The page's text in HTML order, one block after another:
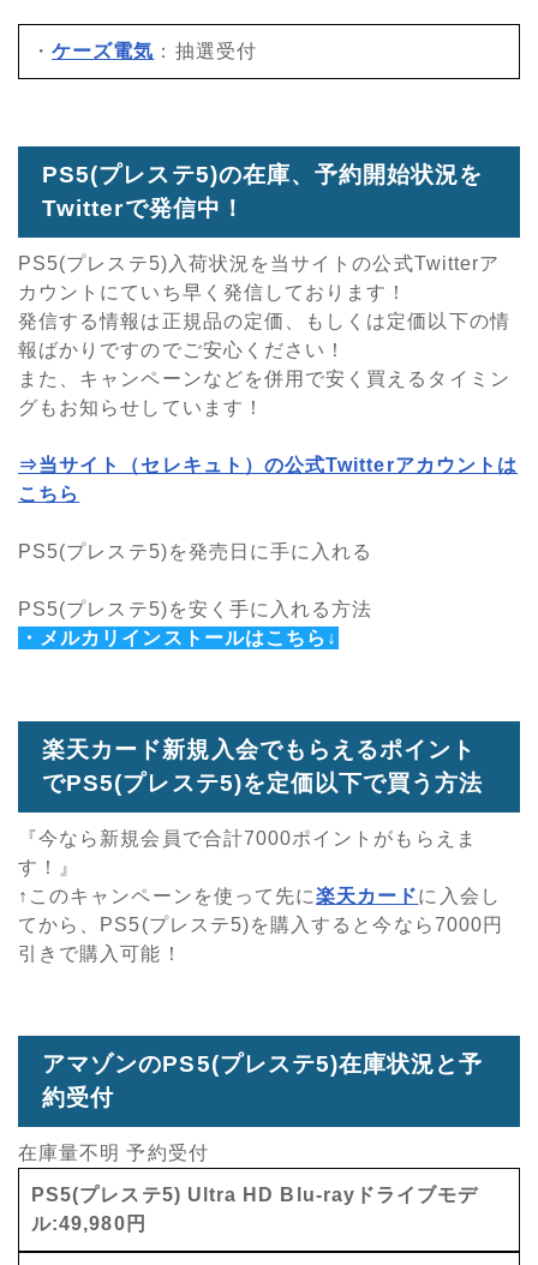
・ケーズ電気 ：抽選受付
PS5(プレステ5)の在庫、予約開始状況を
Twitterで発信中！
PS5(プレステ5)入荷状況を当サイトの公式Twitterア
カウントにていち早く発信しております！
発信する情報は正規品の定価、もしくは定価以下の情
報ばかりですのでご安心ください！
また、キャンペーンなどを併用で安く買えるタイミン
グもお知らせしています！
⇒当サイト（セレキュト）の公式Twitterアカウントは
こちら
PS5(プレステ5)を発売日に手に入れる
PS5(プレステ5)を安く手に入れる方法
・メルカリインストールはこちら↓
楽天カード新規入会でもらえるポイント
でPS5(プレステ5)を定価以下で買う方法
『今なら新規会員で合計7000ポイントがもらえま
す！』
↑このキャンペーンを使って先に楽天カードに入会し
てから、PS5(プレステ5)を購入すると今なら7000円
引きで購入可能！
アマゾンのPS5(プレステ5)在庫状況と予
約受付
在庫量不明 予約受付
PS5(プレステ5) Ultra HD Blu-rayドライブモデ
ル:49,980円